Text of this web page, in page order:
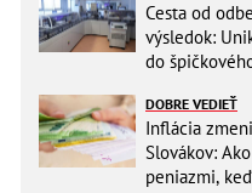
Cesta od
výsledok:
do
DOBRE VEDIEŤ
Inflácia
Slovákov:
peniazmi,